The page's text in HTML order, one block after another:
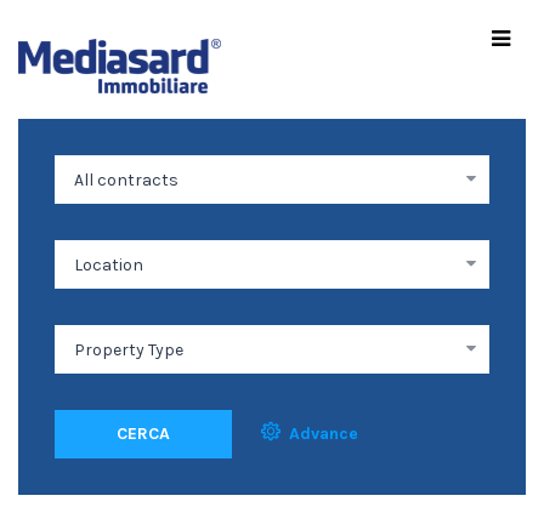
CERCA Advance